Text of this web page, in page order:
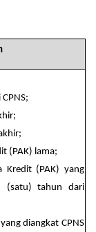
(PAK) lama;
Kredit (PAK) yang
(satu) tahun dari
diangkat CPNS